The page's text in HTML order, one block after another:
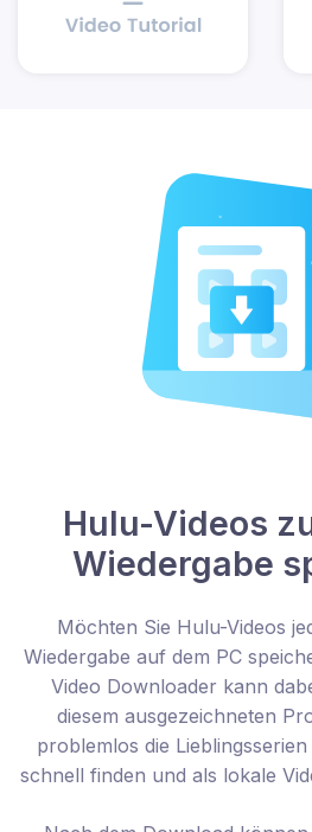
Hulu-Videos
Wiedergabe
Möchten Sie Hulu-Videos
Wiedergabe auf dem PC
Video Downloader kann
diesem ausgezeichneten
problemlos die
schnell finden und als lokale